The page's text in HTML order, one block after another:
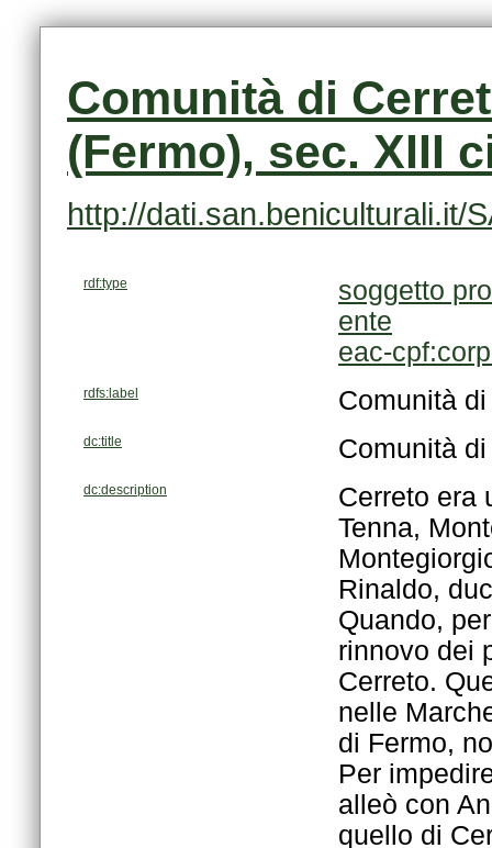
(Fermo), sec. XIII
http://dati.san.beniculturali.it/
rdf:type
soggetto
ente
eac-
rdfs:label Comunità
dc:title Comunità
dc:description